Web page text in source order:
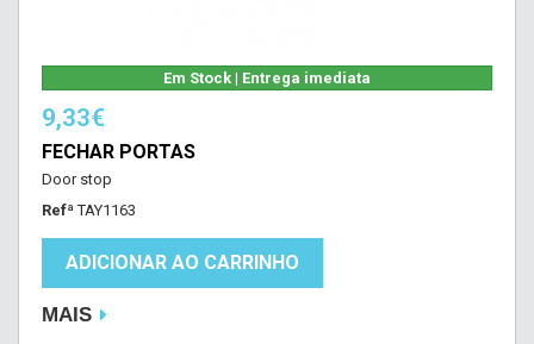
Em Stock | Entrega imediata
9,33€
FECHAR PORTAS
Door stop
Refª TAY1163
ADICIONAR AO CARRINHO
MAIS